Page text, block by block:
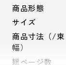
商品形態
サイズ
商品寸法（/束
幅）
総ページ数